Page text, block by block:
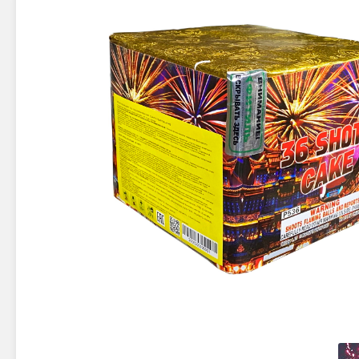
Фейерверки на свадьбу
Фейерверк-шоу
Батареи салютов
Цветной дым
Батареи салютов
Маленькие фейерверки
Лимонки,
Корсары
Бабочки,
Жуки